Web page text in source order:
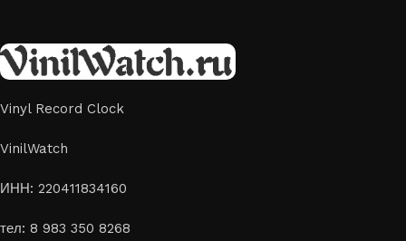
Vinyl Record Clock
VinilWatch
ИНН: 220411834160
тел: 8 983 350 8268